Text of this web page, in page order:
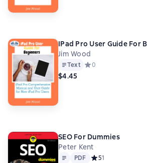
IPad Pro User Guide For
Jim Wood
Text Средний рейтинг 0
0
$4.45
SEO For Dummies
Peter Kent
Text PDF
PDF Средний рейтинг 5
51